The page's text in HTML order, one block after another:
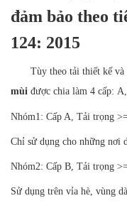
đảm bảo theo
124: 2015
Tùy theo tải thiết kế và
mùi được chia làm 4 cấp:
Nhóm1: Cấp A, Tải trọng
Chỉ sử dụng cho những nơi
Nhóm2: Cấp B, Tải trọng
Sử dụng trên vỉa hè, vùng